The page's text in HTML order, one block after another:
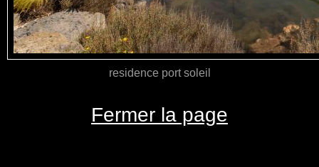
residence port soleil
Fermer la page